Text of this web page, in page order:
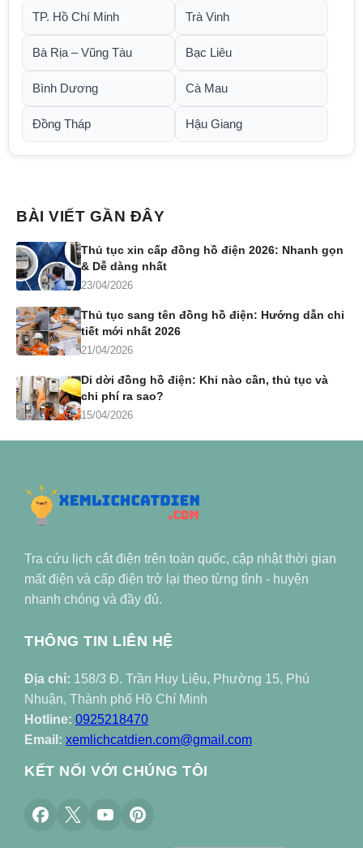
TP. Hồ Chí Minh Trà Vinh
Bà Rịa – Vũng Tàu Bạc Liêu
Bình Dương Cà Mau
Đồng Tháp Hậu Giang
BÀI VIẾT GẦN ĐÂY
Thủ tục xin cấp đồng hồ điện 2026: Nhanh gọn
& Dễ dàng nhất
23/04/2026
Thủ tục sang tên đồng hồ điện: Hướng dẫn chi
tiết mới nhất 2026
21/04/2026
Di dời đồng hồ điện: Khi nào cần, thủ tục và
chi phí ra sao?
15/04/2026
Tra cứu lịch cắt điện trên toàn quốc, cập nhật thời gian
mất điện và cấp điện trở lại theo từng tỉnh - huyện
nhanh chóng và đầy đủ.
THÔNG TIN LIÊN HỆ
Địa chỉ: 158/3 Đ. Trần Huy Liệu, Phường 15, Phú
Nhuận, Thành phố Hồ Chí Minh
Hotline: 0925218470
Email: xemlichcatdien.com@gmail.com
KẾT NỐI VỚI CHÚNG TÔI